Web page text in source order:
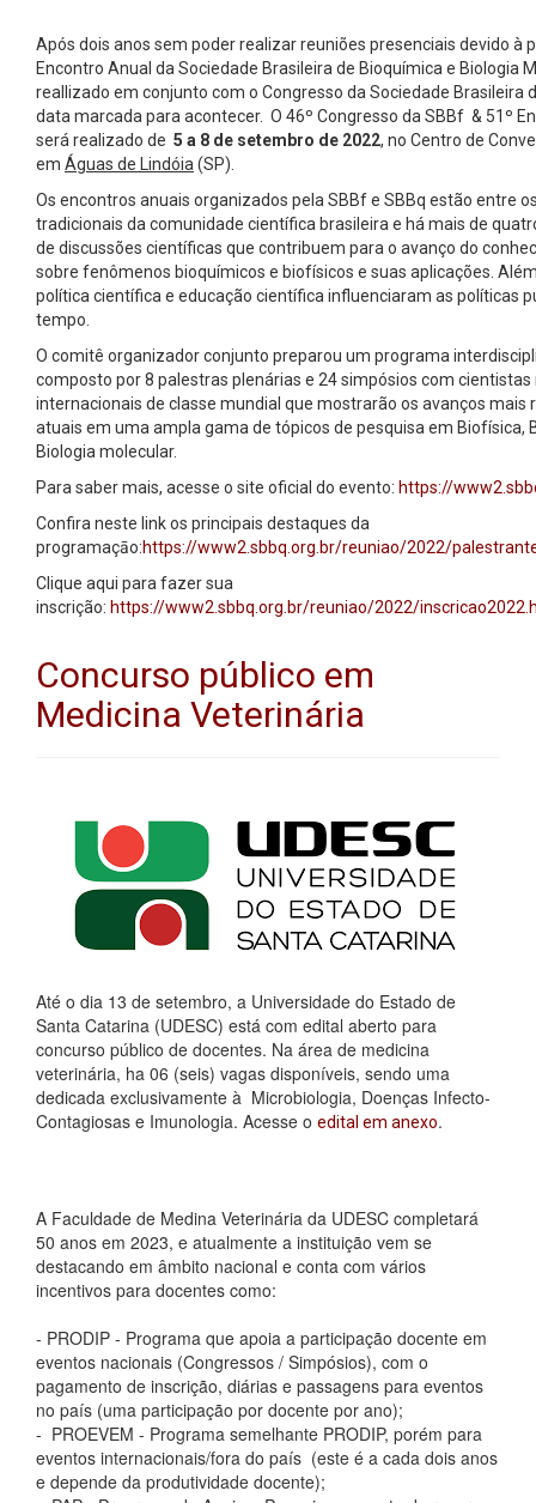
Após dois anos sem poder realizar reuniões presenciais devido à
Encontro Anual da Sociedade Brasileira de Bioquímica e Biologia
reallizado em conjunto com o Congresso da Sociedade Brasileira
data marcada para acontecer. O 46º Congresso da SBBf & 51º
será realizado de 5 a 8 de setembro de 2022, no Centro de
em Águas de Lindóia (SP).
Os encontros anuais organizados pela SBBf e SBBq estão entre
tradicionais da comunidade científica brasileira e há mais de
de discussões científicas que contribuem para o avanço do
sobre fenômenos bioquímicos e biofísicos e suas aplicações.
política científica e educação científica influenciaram as políticas
tempo.
O comitê organizador conjunto preparou um programa
composto por 8 palestras plenárias e 24 simpósios com cientistas
internacionais de classe mundial que mostrarão os avanços mais
atuais em uma ampla gama de tópicos de pesquisa em Biofísica,
Biologia molecular.
Para saber mais, acesse o site oficial do evento: https://
Confira neste link os principais destaques da
programaçāo:https://www2.sbbq.org.br/reuniao/2022/
Clique aqui para fazer sua
inscrição: https://www2.sbbq.org.br/reuniao/2022/
Concurso público em
Medicina Veterinária
Até o dia 13 de setembro, a Universidade do Estado de
Santa Catarina (UDESC) está com edital aberto para
concurso público de docentes. Na área de medicina
veterinária, ha 06 (seis) vagas disponíveis, sendo uma
dedicada exclusivamente à Microbiologia, Doenças Infecto-
Contagiosas e Imunologia. Acesse o edital em anexo.
A Faculdade de Medina Veterinária da UDESC completará
50 anos em 2023, e atualmente a instituição vem se
destacando em âmbito nacional e conta com vários
incentivos para docentes como:
- PRODIP - Programa que apoia a participação docente em
eventos nacionais (Congressos / Simpósios), com o
pagamento de inscrição, diárias e passagens para eventos
no país (uma participação por docente por ano);
- PROEVEM - Programa semelhante PRODIP, porém para
eventos internacionais/fora do país (este é a cada dois anos
e depende da produtividade docente);